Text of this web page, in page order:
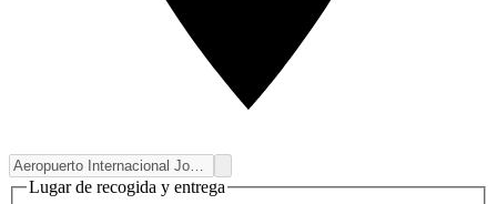
Lugar de recogida y entrega